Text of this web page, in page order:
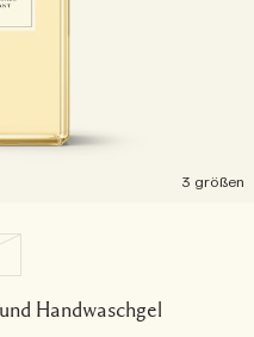
3 größen
Handwaschgel